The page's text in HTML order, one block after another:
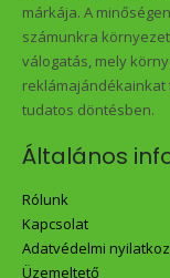
márkája. A
számunkra
válogatás, mely
reklámajándékainkat
tudatos döntésben.
Általános
Rólunk
Kapcsolat
Adatvédelmi
Üzemeltető